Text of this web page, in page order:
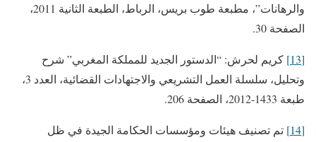
والرهانات”، مطبعة طوب بريس، الرباط، الطبعة الثانية 2011،
الصفحة 30.
[13]
كريم لحرش: “الدستور الجديد للمملكة المغربي” شرح
وتحليل، سلسلة العمل التشريعي والاجتهادات القضائية، العدد 3،
طبعة 1433-2012، الصفحة 206.
[14]
تم تصنيف هيئات ومؤسسات الحكامة الجيدة في ظل